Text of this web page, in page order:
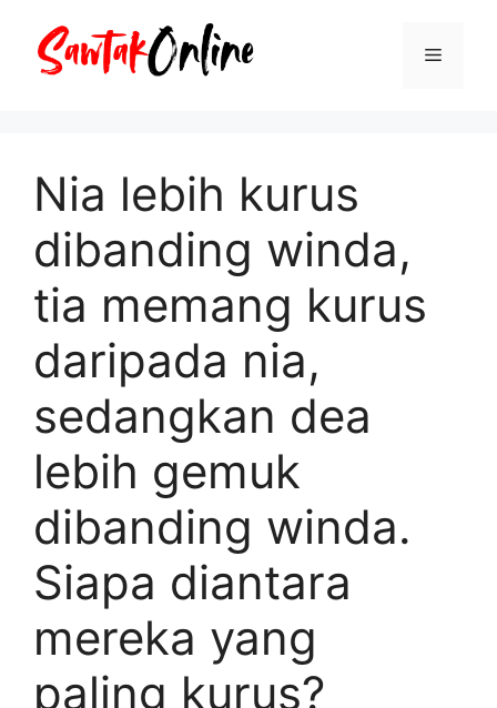
Menu
Nia lebih kurus
dibanding winda,
tia memang kurus
daripada nia,
sedangkan dea
lebih gemuk
dibanding winda.
Siapa diantara
mereka yang
paling kurus?